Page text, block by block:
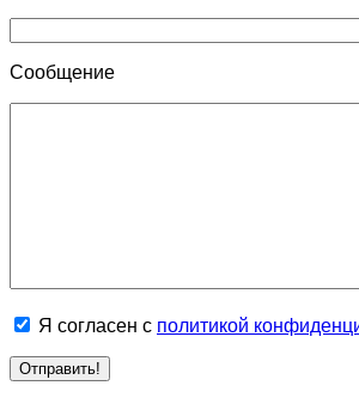
Сообщение
Я согласен с политикой